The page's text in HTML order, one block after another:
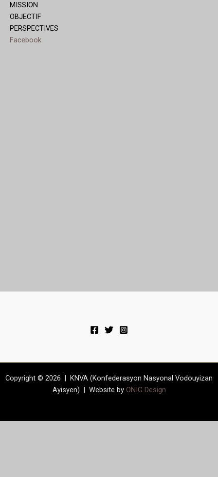
MISSION
OBJECTIF
PERSPECTIVES
Facebook
Copyright © 2026 | KNVA (Konfederasyon Nasyonal Vodouyizan
Ayisyen) | Website by ONIG Design